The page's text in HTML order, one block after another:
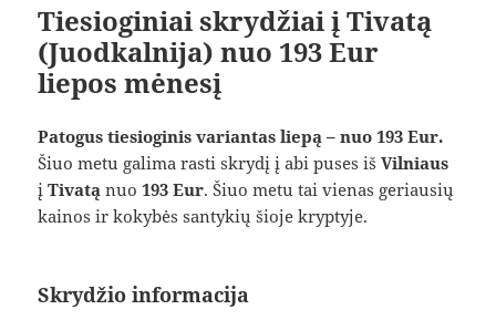
Tiesioginiai skrydžiai į Tivatą
(Juodkalnija) nuo 193 Eur
liepos mėnesį
Patogus tiesioginis variantas liepą – nuo 193 Eur.
Šiuo metu galima rasti skrydį į abi puses išVilniaus
įTivatą nuo193 Eur. Šiuo metu tai vienas geriausių
kainos ir kokybės santykių šioje kryptyje.
Skrydžio informacija